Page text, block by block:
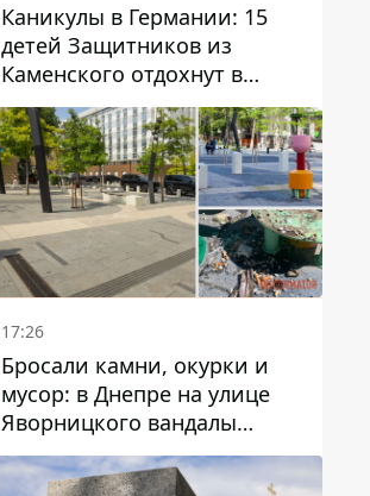
Каникулы в Германии: 15
детей Защитников из
Каменского отдохнут в
Вуппертале
17:26
Бросали камни, окурки и
мусор: в Днепре на улице
Яворницкого вандалы
повредили питьевые
фонтаны